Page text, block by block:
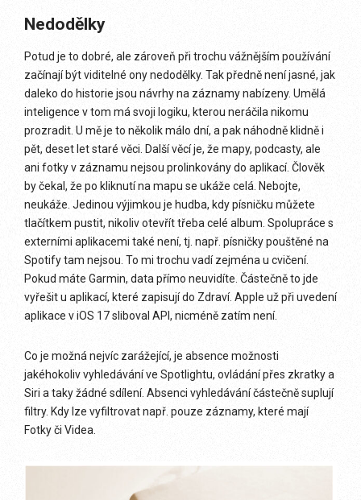
Nedodělky
Potud je to dobré, ale zároveň při trochu vážnějším používání
začínají být viditelné ony nedodělky. Tak předně není jasné, jak
daleko do historie jsou návrhy na záznamy nabízeny. Umělá
inteligence v tom má svoji logiku, kterou neráčila nikomu
prozradit. U mě je to několik málo dní, a pak náhodně klidně i
pět, deset let staré věci. Další věcí je, že mapy, podcasty, ale
ani fotky v záznamu nejsou prolinkovány do aplikací. Člověk
by čekal, že po kliknutí na mapu se ukáže celá. Nebojte,
neukáže. Jedinou výjimkou je hudba, kdy písničku můžete
tlačítkem pustit, nikoliv otevřít třeba celé album. Spolupráce s
externími aplikacemi také není, tj. např. písničky pouštěné na
Spotify tam nejsou. To mi trochu vadí zejména u cvičení.
Pokud máte Garmin, data přímo neuvidíte. Částečně to jde
vyřešit u aplikací, které zapisují do Zdraví. Apple už při uvedení
aplikace v iOS 17 sliboval API, nicméně zatím není.
Co je možná nejvíc zarážející, je absence možnosti
jakéhokoliv vyhledávání ve Spotlightu, ovládání přes zkratky a
Siri a taky žádné sdílení. Absenci vyhledávání částečně suplují
filtry. Kdy lze vyfiltrovat např. pouze záznamy, které mají
Fotky či Videa.